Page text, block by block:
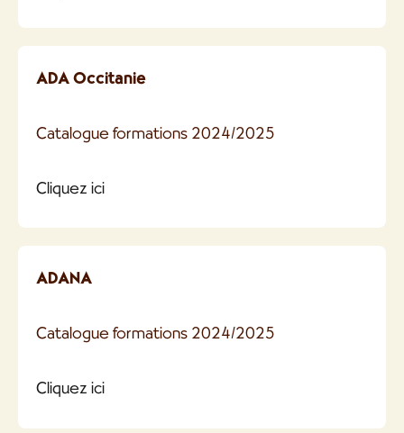
ADA Occitanie
Catalogue formations 2024/2025
Cliquez ici
ADANA
Catalogue formations 2024/2025
Cliquez ici